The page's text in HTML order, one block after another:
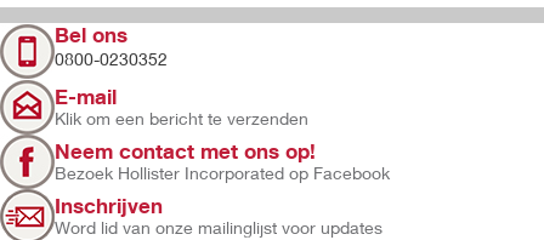
Bel ons
0800-0230352
E-mail
Klik om een bericht te verzenden
Neem contact met ons op!
Bezoek Hollister Incorporated op Facebook
Inschrijven
Word lid van onze mailinglijst voor updates